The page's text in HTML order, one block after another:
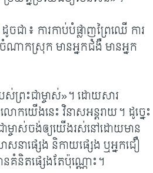
ជា៖ ការ​កាប់​បំផ្លាញ​ព្រៃ​​ឈើ ការ​
ក​ចំណាកស្រុក មាន​អ្នក​ជំងឺ មាន​អ្នក​
ស់​ព្រះ​ជា​ម្ចាស់»។ ដោយ​សារ​​
ក​យើង​នេះ វិនាស​អន្តរាយ។ ដូច្នេះ
ា​ម្ចាស់​ចង់​ឲ្យ​យើង​រស់​នៅដោយ​មាន​
នា​ផ្សេង និកាយ​ផ្សេង ឬ​អ្នក​ជឿ​
ន​គំនិត​ផ្សេងតែប៉ុណ្ណោះ។